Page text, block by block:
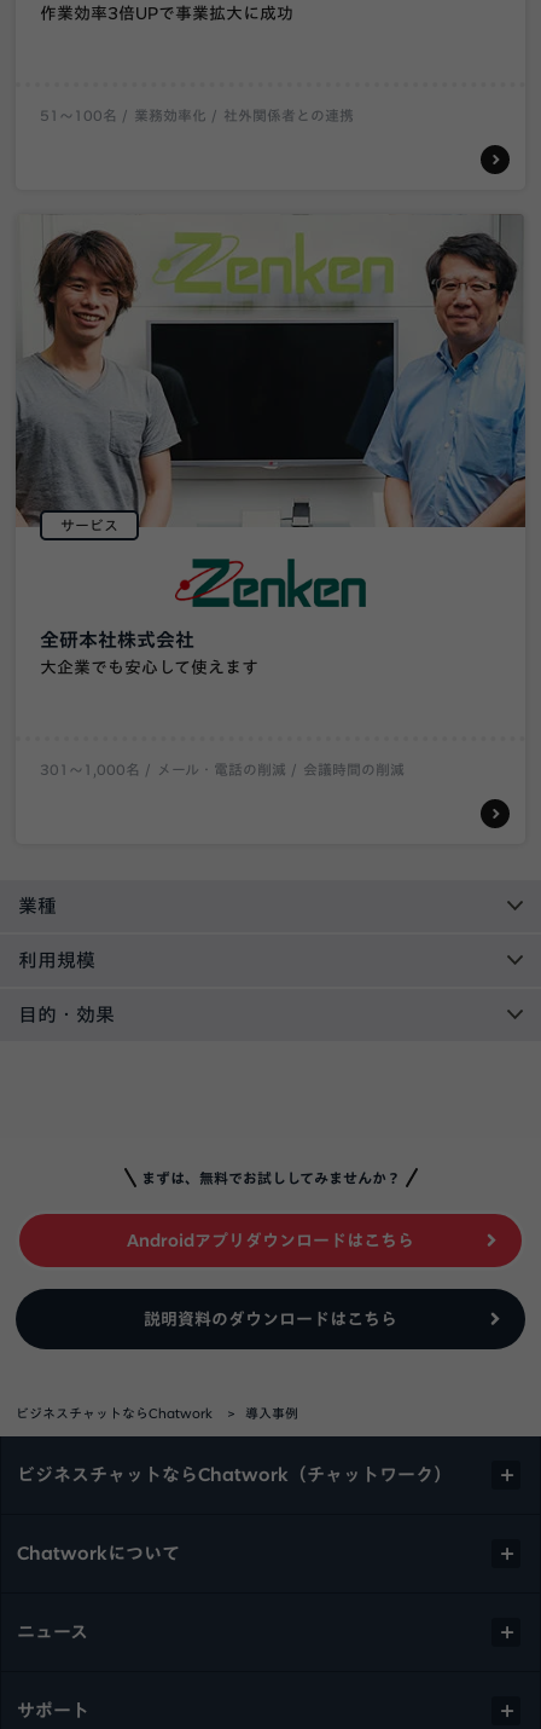
作業効率3倍UPで事業拡大に成功
51〜100名 業務効率化 社外関係者との連携
サービス
全研本社株式会社
大企業でも安心して使えます
301〜1,000名 メール・電話の削減 会議時間の削減
業種
利用規模
目的・効果
まずは、無料でお試ししてみませんか？
Androidアプリダウンロードはこちら
説明資料のダウンロードはこちら
ビジネスチャットならChatwork 導入事例
ビジネスチャットならChatwork（チャットワーク）
Chatworkについて
ニュース
サポート